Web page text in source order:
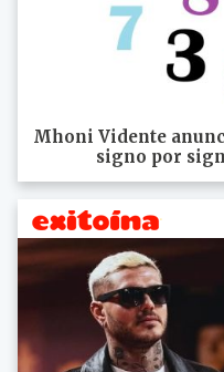
Mhoni Vidente
signo por